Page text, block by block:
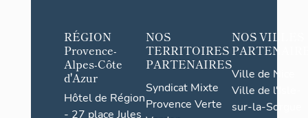
RÉGION
Provence-
Alpes-Côte
d'Azur
Hôtel de Région
- 27 place Jules
NOS
TERRITOIRES
PARTENAIRES
Syndicat Mixte
Provence Verte
NOS VILLES
Ville de Nice
Ville de l'Isle-
sur-la-Sorgue